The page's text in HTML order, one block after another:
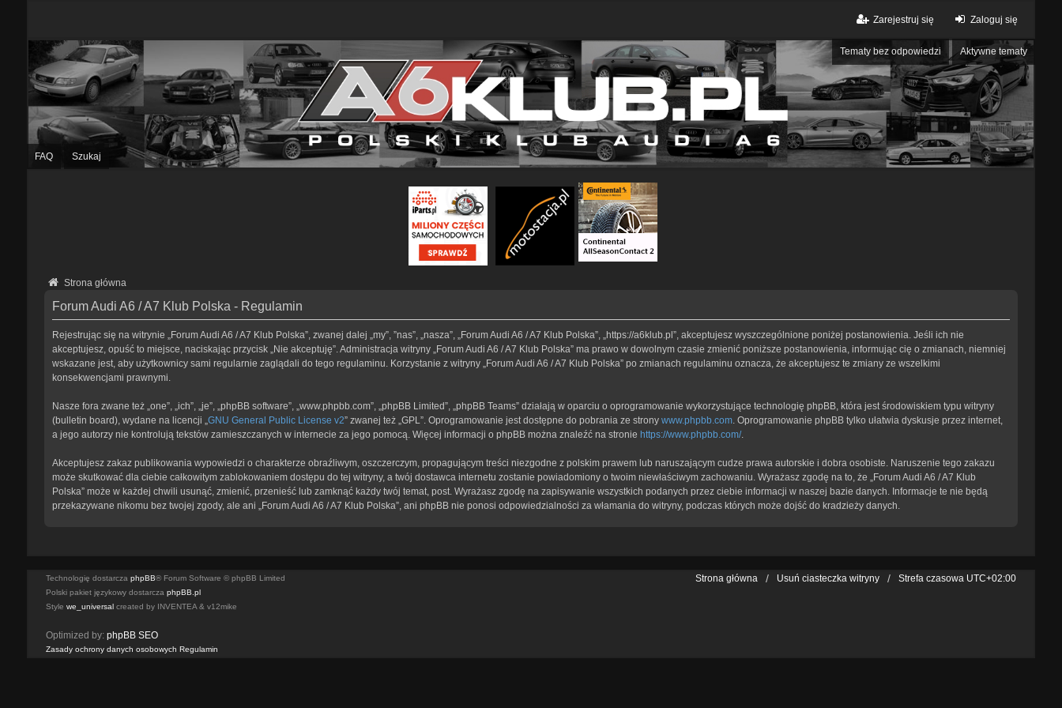
Zaloguj się
Zarejestruj się
Tematy bez odpowiedzi Aktywne tematy
FAQ Szukaj
Strona główna
Forum Audi A6 / A7 Klub Polska - Regulamin
Rejestrując się na witrynie „Forum Audi A6 / A7 Klub Polska”, zwanej dalej „my”, ”nas”, „nasza”, „Forum Audi A6 / A7 Klub Polska”, „https://a6klub.pl”, akceptujesz wyszczególnione poniżej postanowienia. Jeśli ich nie
akceptujesz, opuść to miejsce, naciskając przycisk „Nie akceptuję”. Administracja witryny „Forum Audi A6 / A7 Klub Polska” ma prawo w dowolnym czasie zmienić poniższe postanowienia, informując cię o zmianach, niemniej
wskazane jest, aby użytkownicy sami regularnie zaglądali do tego regulaminu. Korzystanie z witryny „Forum Audi A6 / A7 Klub Polska” po zmianach regulaminu oznacza, że akceptujesz te zmiany ze wszelkimi
konsekwencjami prawnymi.
Nasze fora zwane też „one”, „ich”, „je”, „phpBB software”, „www.phpbb.com”, „phpBB Limited”, „phpBB Teams” działają w oparciu o oprogramowanie wykorzystujące technologię phpBB, która jest środowiskiem typu witryny
(bulletin board), wydane na licencji „GNU General Public License v2” zwanej też „GPL”. Oprogramowanie jest dostępne do pobrania ze strony www.phpbb.com. Oprogramowanie phpBB tylko ułatwia dyskusje przez internet,
a jego autorzy nie kontrolują tekstów zamieszczanych w internecie za jego pomocą. Więcej informacji o phpBB można znaleźć na stronie https://www.phpbb.com/.
Akceptujesz zakaz publikowania wypowiedzi o charakterze obraźliwym, oszczerczym, propagującym treści niezgodne z polskim prawem lub naruszającym cudze prawa autorskie i dobra osobiste. Naruszenie tego zakazu
może skutkować dla ciebie całkowitym zablokowaniem dostępu do tej witryny, a twój dostawca internetu zostanie powiadomiony o twoim niewłaściwym zachowaniu. Wyrażasz zgodę na to, że „Forum Audi A6 / A7 Klub
Polska” może w każdej chwili usunąć, zmienić, przenieść lub zamknąć każdy twój temat, post. Wyrażasz zgodę na zapisywanie wszystkich podanych przez ciebie informacji w naszej bazie danych. Informacje te nie będą
przekazywane nikomu bez twojej zgody, ale ani „Forum Audi A6 / A7 Klub Polska”, ani phpBB nie ponosi odpowiedzialności za włamania do witryny, podczas których może dojść do kradzieży danych.
Strona główna Usuń ciasteczka witryny Strefa czasowa UTC+02:00
Technologię dostarcza phpBB® Forum Software © phpBB Limited
Polski pakiet językowy dostarcza phpBB.pl
Style we_universalcreated by INVENTEA & v12mike
Optimized by: phpBB SEO
Zasady ochrony danych osobowych Regulamin